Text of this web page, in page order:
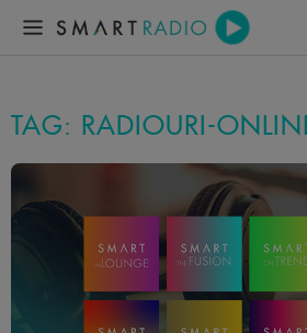
TAG: RADIOURI-